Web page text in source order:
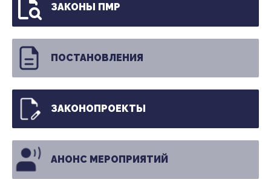
ЗАКОНЫ ПМР
ПОСТАНОВЛЕНИЯ
ЗАКОНОПРОЕКТЫ
АНОНС МЕРОПРИЯТИЙ